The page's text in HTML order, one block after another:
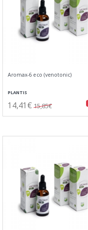
Aromax-6 eco (venotonic)
PLANTIS
14,41€ 15,85€